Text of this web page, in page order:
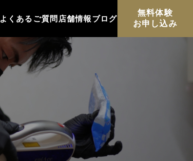
よくあるご質問 店舗情報 ブログ
無料体験
お申し込み